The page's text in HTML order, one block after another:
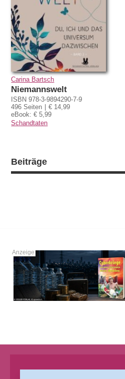
Carina Bartsch
Niemannswelt
ISBN 978-3-9894290-7-9
496 Seiten
€ 14,99
eBook: € 5,99
Schandtaten
Beiträge